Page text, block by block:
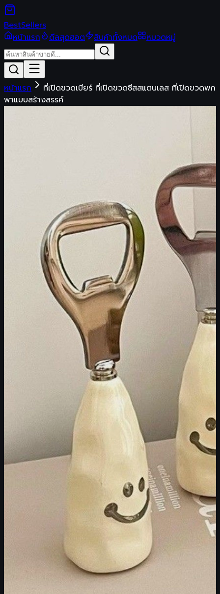
BestSellers
หน้าแรก
ดีลสุดฮอต สินค้าทั้งหมด หมวดหมู่
หน้าแรก
ที่เปิดขวดเบียร์ ที่เปิดขวดชีสสแตนเลส ที่เปิดขวดพก
พาแบบสร้างสรรค์